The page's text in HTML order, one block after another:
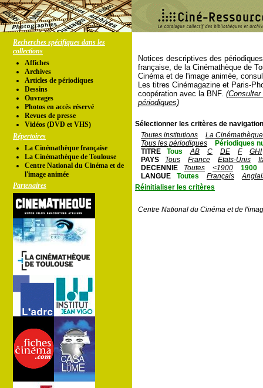
Recherches spécifiques dans les
collections
Affiches
Archives
Articles de périodiques
Dessins
Ouvrages
Photos en accés réservé
Revues de presse
Vidéos (DVD et VHS)
Répertoires
La Cinémathèque française
La Cinémathèque de Toulouse
Centre National du Cinéma et de
l'image animée
Partenaires
Notices descriptives des
française, de la Cinémathèque de
Cinéma et de l'image animée,
Les titres Cinémagazine et Paris-
coopération avec la BNF.
périodiques)
Sélectionner les critères de
Toutes institutions
La
Tous les périodiques
Périodiques
TITRE
Tous AB C DE F
GHI
PAYS
Tous France Etats-Unis
DECENNIE
Toutes <1900
1900
LANGUE
Toutes Français
Réinitialiser les critères
Centre National du Cinéma et de